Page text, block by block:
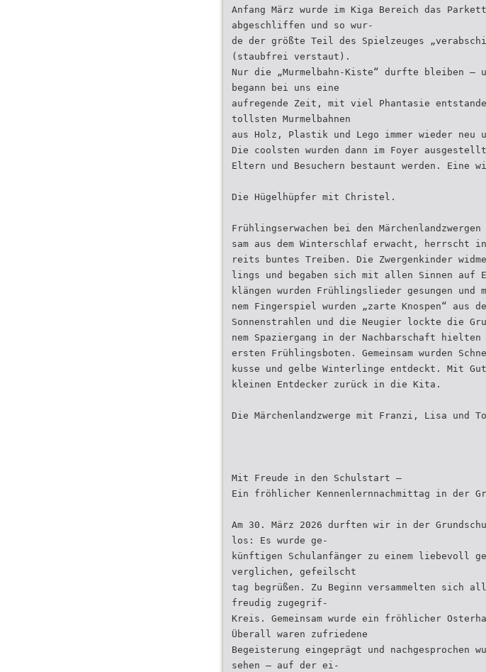
Anfang März wurde im Kiga Bereich das Parkett
abgeschliffen und so wur-
de der größte Teil des Spielzeuges
(staubfrei verstaut).
Nur die „Murmelbahn-Kiste“ durfte bleiben –
begann bei uns eine
aufregende Zeit, mit viel Phantasie
tollsten Murmelbahnen
aus Holz, Plastik und Lego immer wieder neu
Die coolsten wurden dann im Foyer
Eltern und Besuchern bestaunt werden. Eine
Die Hügelhüpfer mit Christel.
Frühlingserwachen bei den
sam aus dem Winterschlaf erwacht, herrscht
reits buntes Treiben. Die Zwergenkinder
lings und begaben sich mit allen Sinnen auf
klängen wurden Frühlingslieder gesungen
nem Fingerspiel wurden „zarte Knospen“ aus
Sonnenstrahlen und die Neugier lockte die
nem Spaziergang in der Nachbarschaft hielten
ersten Frühlingsboten. Gemeinsam wurden
kusse und gelbe Winterlinge entdeckt. Mit
kleinen Entdecker zurück in die Kita.
Die Märchenlandzwerge mit Franzi, Lisa und
Mit Freude in den Schulstart –
Ein fröhlicher Kennenlernnachmittag in der
Am 30. März 2026 durften wir in der
los: Es wurde ge-
künftigen Schulanfänger zu einem liebevoll
verglichen, gefeilscht
tag begrüßen. Zu Beginn versammelten sich
freudig zugegrif-
Kreis. Gemeinsam wurde ein fröhlicher
Überall waren zufriedene
Begeisterung eingeprägt und nachgesprochen
sehen – auf der ei-